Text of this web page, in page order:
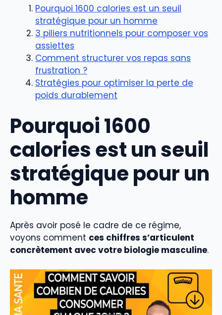
Pourquoi 1600 calories est un seuil
stratégique pour un homme
3 piliers nutritionnels pour composer vos
assiettes
Comment structurer vos repas sans
frustration ?
Stratégies pour optimiser la perte de
poids durablement
Pourquoi 1600
calories est un seuil
stratégique pour un
homme
Après avoir posé le cadre de ce régime,
voyons comment ces chiffres s’articulent
concrètement avec votre biologie masculine.